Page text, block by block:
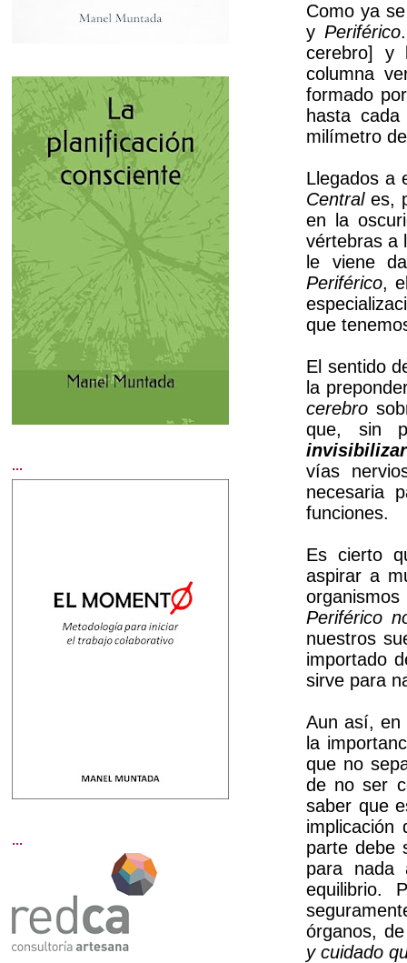
Como ya
yPeriférico
cerebro]
columna
formado
hasta
milímetro
Llegados a
Centrales,
en la
vértebras a
le viene
Periférico,
que
El sentido
la
cerebro
que, sin
invisibilizar
vías
necesaria
funciones.
Es cierto
aspirar a
Periférico
nuestros
importado
sirve para
Aun así, en
la
que no
de no ser
saber que
parte debe
para nada
equilibrio.
órganos,
y cuidado
...
...